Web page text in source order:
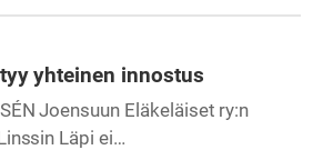
yhteinen innostus
Joensuun Eläkeläiset ry:n
Läpi ei…